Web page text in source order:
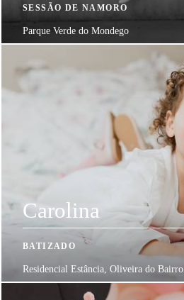
SESSÃO DE NAMORO
Parque Verde do Mondego
Carolina
BATIZADO
Residencial Estância, Oliveira do Bairro